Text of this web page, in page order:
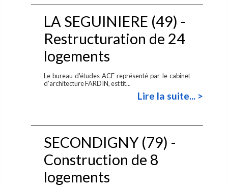
LA SEGUINIERE (49) -
Restructuration de 24
logements
Le bureau d'études ACE représenté par le cabinet
d’architecture FARDIN, est tit...
Lire la suite... >
SECONDIGNY (79) -
Construction de 8
logements